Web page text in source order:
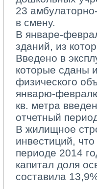
23
в смену.
В январе-
зданий, из
Введено в
которые сданы
физического
январю-
кв. метра
отчетный
В жилищное
инвестиций,
периоде 2014
капитал доля
составила